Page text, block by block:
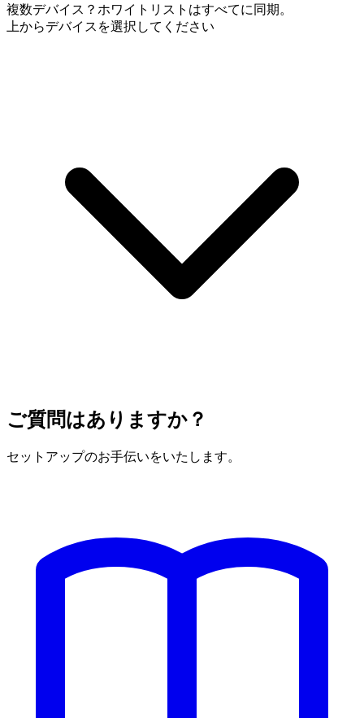
複数デバイス？ホワイトリストはすべてに同期。
上からデバイスを選択してください
ご質問はありますか？
セットアップのお手伝いをいたします。